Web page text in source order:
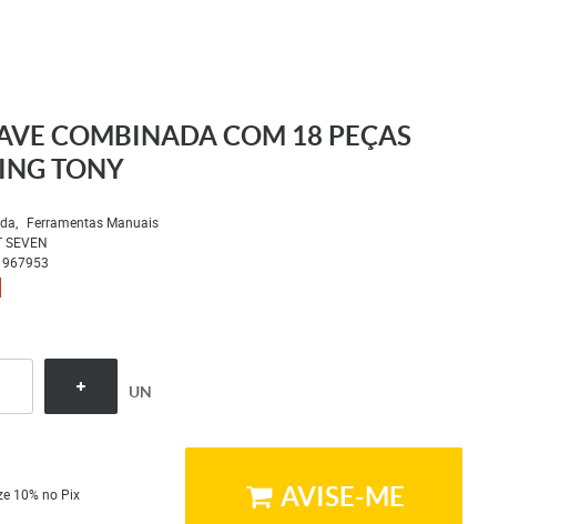
COMBINADA COM 18 PEÇAS
TONY
Ferramentas Manuais
SEVEN
UN
10%no Pix
AVISE-ME